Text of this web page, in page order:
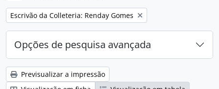
Remove filter:
Escrivão da Colleteria: Renday Gomes
Opções de pesquisa avançada
Previsualizar a impressão